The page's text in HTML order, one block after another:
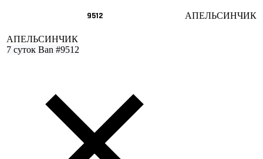
9512 АПЕЛЬСИНЧИК
АПЕЛЬСИНЧИК
7 суток Ban #9512